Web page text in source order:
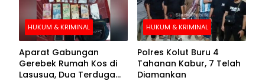
HUKUM & KRIMINAL
Aparat Gabungan
Gerebek Rumah Kos di
Lasusua, Dua Terduga
HUKUM & KRIMINAL
Polres Kolut Buru 4
Tahanan Kabur, 7 Telah
Diamankan